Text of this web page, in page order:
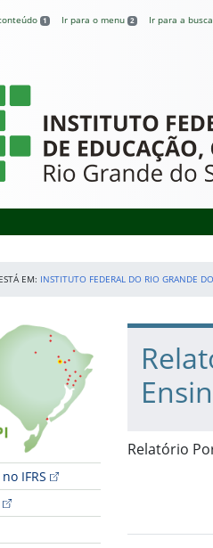
1 Ir para o menu 2 Ir para a busca
EM: INSTITUTO FEDERAL DO RIO GRANDE DO
navegação
Campi
IFRS
Início do
Relatório